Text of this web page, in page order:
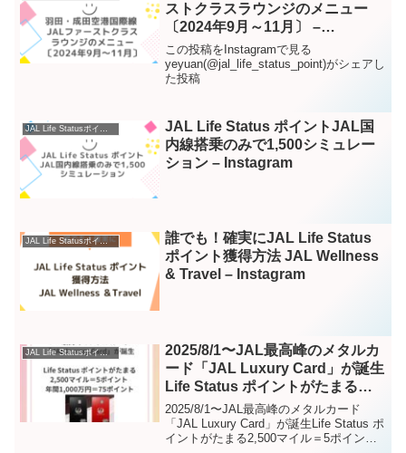
ストクラスラウンジのメニュー
〔2024年9月～11月〕 –
Instagram
この投稿をInstagramで見る
yeyuan(@jal_life_status_point)がシェアし
た投稿
JAL Life Status ポイントJAL国
内線搭乗のみで1,500シミュレー
ション – Instagram
JAL Life Statusポイント – Instagram
誰でも！確実にJAL Life Status
ポイント獲得方法 JAL Wellness
& Travel – Instagram
JAL Life Statusポイント – Instagram
2025/8/1〜JAL最高峰のメタルカ
ード「JAL Luxury Card」が誕生
Life Status ポイントがたまる
2,500マイル＝5ポイント 年間
1,000万円＝75ポイント
#lifestatusポイント #jal #jalカー
2025/8/1〜JAL最高峰のメタルカード
「JAL Luxury Card」が誕生Life Status ポ
イントがたまる2,500マイル＝5ポイント